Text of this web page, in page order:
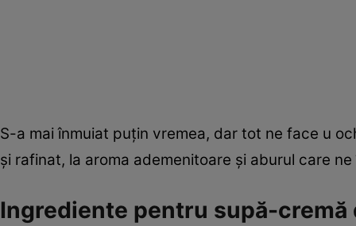
S-a mai înmuiat puţin vremea, dar tot ne face u
şi rafinat, la aroma ademenitoare şi aburul care
Ingrediente pentru supă-cremă